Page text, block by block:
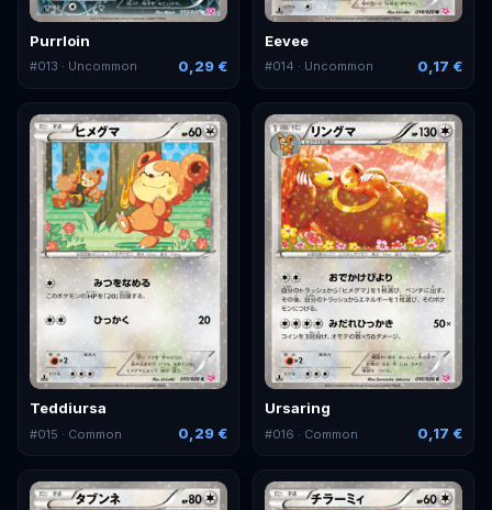
Purrloin
#013 · Uncommon 0,29 €
Eevee
#014 · Uncommon 0,17 €
Teddiursa
#015 · Common 0,29 €
Ursaring
#016 · Common 0,17 €